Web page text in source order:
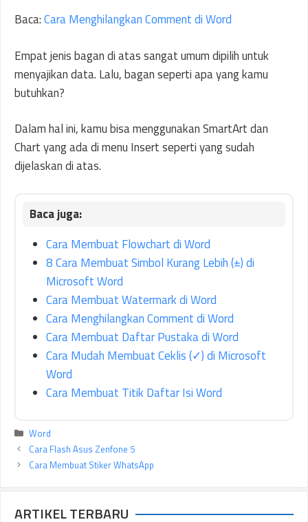
Baca:Cara Menghilangkan Comment di Word
Empat jenis bagan di atas sangat umum dipilih untuk
menyajikan data. Lalu, bagan seperti apa yang kamu
butuhkan?
Dalam hal ini, kamu bisa menggunakan SmartArt dan
Chart yang ada di menu Insert seperti yang sudah
dijelaskan di atas.
Cara Membuat Flowchart di Word
8 Cara Membuat Simbol Kurang Lebih (±) di
Microsoft Word
Cara Membuat Watermark di Word
Cara Menghilangkan Comment di Word
Cara Membuat Daftar Pustaka di Word
Cara Mudah Membuat Ceklis (✓) di Microsoft
Word
Cara Membuat Titik Daftar Isi Word
Kategori
Word
Cara Flash Asus Zenfone 5
Cara Membuat Stiker WhatsApp
ARTIKEL TERBARU